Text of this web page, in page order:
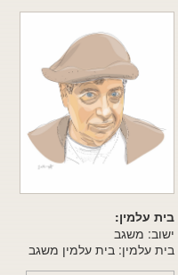
בית עלמין:
ישוב: משגב
בית עלמין: בית עלמין משגב